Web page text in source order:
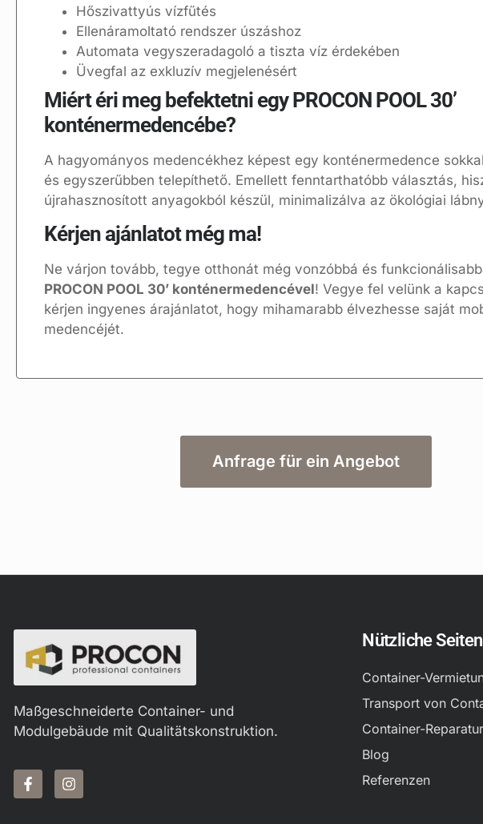
Hőszivattyús vízfűtés
Ellenáramoltató rendszer úszáshoz
Automata vegyszeradagoló a tiszta víz érdekében
Üvegfal az exkluzív megjelenésért
Miért éri meg befektetni egy PROCON POOL 30’
konténermedencébe?
A hagyományos medencékhez képest egy konténermedence
és egyszerűbben telepíthető. Emellett fenntarthatóbb választás,
újrahasznosított anyagokból készül, minimalizálva az ökológiai
Kérjen ajánlatot még ma!
Ne várjon tovább, tegye otthonát még vonzóbbá és
PROCON POOL 30’ konténermedencével! Vegye fel velünk a
kérjen ingyenes árajánlatot, hogy mihamarabb élvezhesse saját
medencéjét.
Anfrage für ein Angebot
Maßgeschneiderte Container- und
Modulgebäude mit Qualitätskonstruktion.
Nützliche Seiten
Container-
Transport von
Container-Reparatur
Blog
Referenzen